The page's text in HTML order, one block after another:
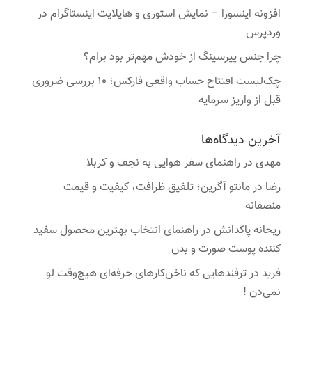
افزونه اینسورا – نمایش استوری و هایلایت اینستاگرام در
وردپرس
چرا جنس پیرسینگ از خودش مهم‌تر بود برام؟
چک‌لیست افتتاح حساب واقعی فارکس؛ ۱۰ بررسی ضروری
قبل از واریز سرمایه
آخرین دیدگاه‌ها
مهدیدرراهنمای سفر هوایی به نجف و کربلا
رضا درمانتو آگرین؛ تلفیق ظرافت، کیفیت و قیمت
منصفانه
ریحانه پاکدانشدرراهنمای انتخاب بهترین محصول سفید
کننده پوست صورت و بدن
فریددرترفندهایی که ناخن‌کارهای حرفه‌ای هیچ‌وقت لو
نمی‌دن !